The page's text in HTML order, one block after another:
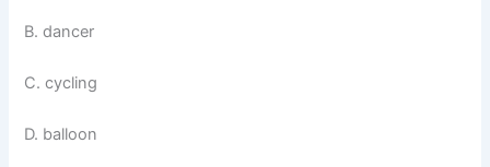
B. dancer
C. cycling
D. balloon